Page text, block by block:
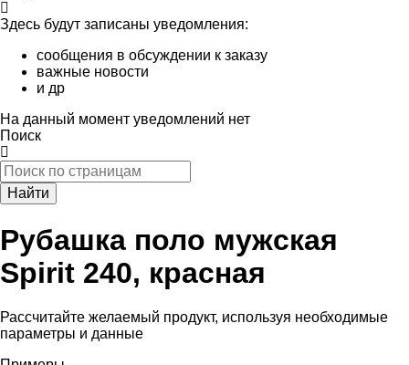
Здесь будут записаны уведомления:
сообщения в обсуждении к заказу
важные новости
и др
На данный момент уведомлений нет
Поиск
Найти
Рубашка поло мужская
Spirit 240, красная
Рассчитайте желаемый продукт, используя необходимые
параметры и данные